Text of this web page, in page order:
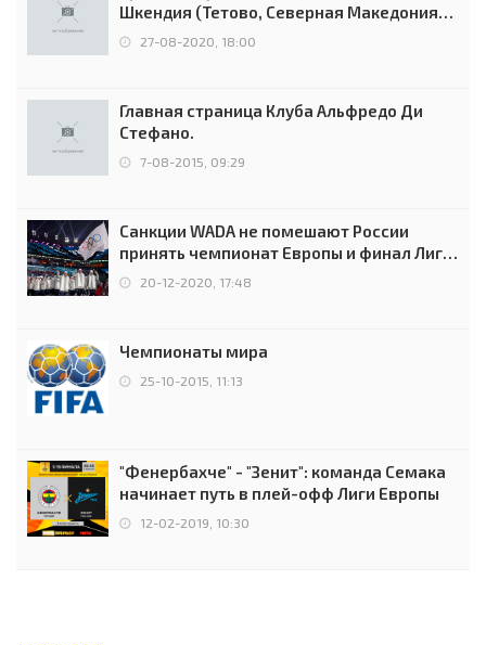
Шкендия (Тетово, Северная Македония) -
0:2 (0:0)
27-08-2020, 18:00
Главная страница Клуба Альфредо Ди
Стефано.
7-08-2015, 09:29
Санкции WADA не помешают России
принять чемпионат Европы и финал Лиги
чемпионов.
20-12-2020, 17:48
Чемпионаты мира
25-10-2015, 11:13
"Фенербахче" - "Зенит": команда Семака
начинает путь в плей-офф Лиги Европы
12-02-2019, 10:30